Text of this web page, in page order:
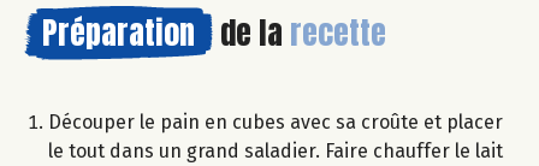
Préparation de la recette
Découper le pain en cubes avec sa croûte et placer
le tout dans un grand saladier. Faire chauffer le lait